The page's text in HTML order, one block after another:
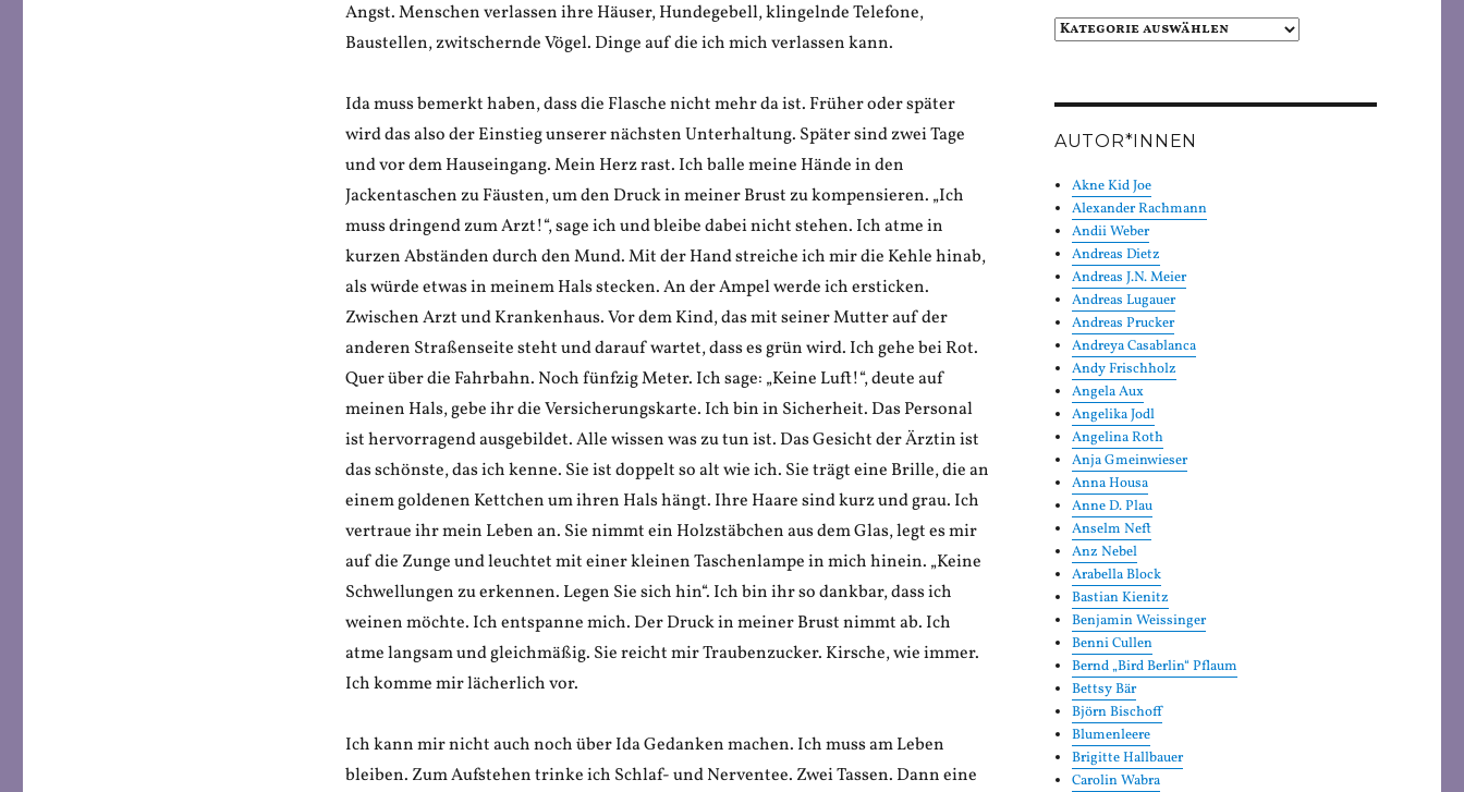
Angst. Menschen verlassen ihre Häuser, Hundegebell, klingelnde Telefone,
Baustellen, zwitschernde Vögel. Dinge auf die ich mich verlassen kann.
Ida muss bemerkt haben, dass die Flasche nicht mehr da ist. Früher oder später
wird das also der Einstieg unserer nächsten Unterhaltung. Später sind zwei Tage
und vor dem Hauseingang. Mein Herz rast. Ich balle meine Hände in den
Jackentaschen zu Fäusten, um den Druck in meiner Brust zu kompensieren. „Ich
muss dringend zum Arzt!“, sage ich und bleibe dabei nicht stehen. Ich atme in
kurzen Abständen durch den Mund. Mit der Hand streiche ich mir die Kehle hinab,
als würde etwas in meinem Hals stecken. An der Ampel werde ich ersticken.
Zwischen Arzt und Krankenhaus. Vor dem Kind, das mit seiner Mutter auf der
anderen Straßenseite steht und darauf wartet, dass es grün wird. Ich gehe bei Rot.
Quer über die Fahrbahn. Noch fünfzig Meter. Ich sage: „Keine Luft!“, deute auf
meinen Hals, gebe ihr die Versicherungskarte. Ich bin in Sicherheit. Das Personal
ist hervorragend ausgebildet. Alle wissen was zu tun ist. Das Gesicht der Ärztin ist
das schönste, das ich kenne. Sie ist doppelt so alt wie ich. Sie trägt eine Brille, die an
einem goldenen Kettchen um ihren Hals hängt. Ihre Haare sind kurz und grau. Ich
vertraue ihr mein Leben an. Sie nimmt ein Holzstäbchen aus dem Glas, legt es mir
auf die Zunge und leuchtet mit einer kleinen Taschenlampe in mich hinein. „Keine
Schwellungen zu erkennen. Legen Sie sich hin“. Ich bin ihr so dankbar, dass ich
weinen möchte. Ich entspanne mich. Der Druck in meiner Brust nimmt ab. Ich
atme langsam und gleichmäßig. Sie reicht mir Traubenzucker. Kirsche, wie immer.
Ich komme mir lächerlich vor.
Ich kann mir nicht auch noch über Ida Gedanken machen. Ich muss am Leben
bleiben. Zum Aufstehen trinke ich Schlaf- und Nerventee. Zwei Tassen. Dann eine
Beiträge
AUTOR*INNEN
Akne Kid Joe
Alexander Rachmann
Andii Weber
Andreas Dietz
Andreas J.N. Meier
Andreas Lugauer
Andreas Prucker
Andreya Casablanca
Andy Frischholz
Angela Aux
Angelika Jodl
Angelina Roth
Anja Gmeinwieser
Anna Housa
Anne D. Plau
Anselm Neft
Anz Nebel
Arabella Block
Bastian Kienitz
Benjamin Weissinger
Benni Cullen
Bernd „Bird Berlin“ Pflaum
Bettsy Bär
Björn Bischoff
Blumenleere
Brigitte Hallbauer
Carolin Wabra